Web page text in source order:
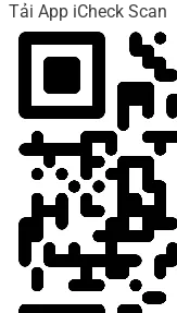
Tải App iCheck Scan